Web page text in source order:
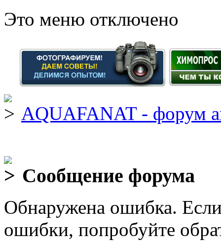
Это меню отключено
AQUAFANAT - форум
Сообщение форума
Обнаружена ошибка.
ошибки, попробуйте